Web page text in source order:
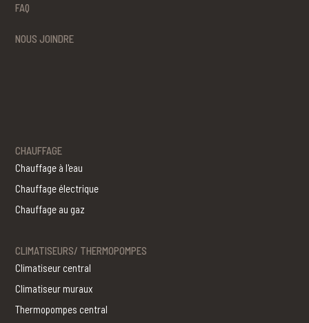
FAQ
NOUS JOINDRE
CHAUFFAGE
Chauffage à l'eau
Chauffage électrique
Chauffage au gaz
CLIMATISEURS/ THERMOPOMPES
Climatiseur central
Climatiseur muraux
Thermopompes central